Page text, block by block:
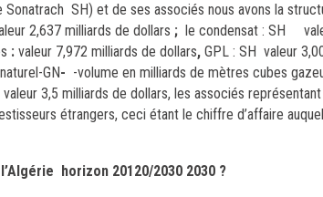
SH) et de ses associés nous avons la
2,637 milliards de dollars ; le condensat : SH
: valeur 7,972 milliards de dollars, GPL : SH valeur
GN- -volume en milliards de mètres cubes
3,5 milliards de dollars, les associés
étrangers, ceci étant le chiffre d’affaire
horizon 20120/2030 2030 ?